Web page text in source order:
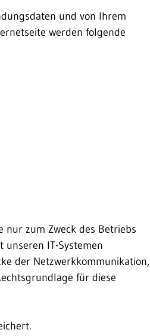
und von Ihrem
werden folgende
nur zum Zweck des Betriebs
IT-Systemen
der Netzwerkkommunikation,
für diese